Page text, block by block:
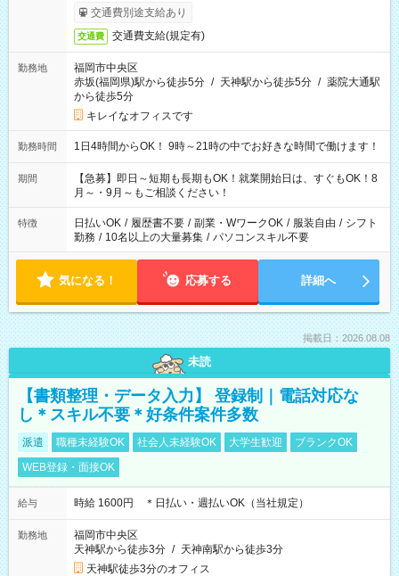
交通費別途支給あり
交通費 交通費支給(規定有)
勤務地
福岡市中央区
赤坂(福岡県)駅から徒歩5分 / 天神駅から徒歩5分 / 薬院大通駅
から徒歩5分
キレイなオフィスです
勤務時間 1日4時間からOK！ 9時～21時の中でお好きな時間で働けます！
期間
【急募】即日～短期も長期もOK！就業開始日は、すぐもOK！8
月～・9月～もご相談ください！
特徴 日払いOK / 履歴書不要 / 副業・WワークOK / 服装自由 / シフト
勤務 / 10名以上の大量募集 / パソコンスキル不要
気になる！ 応募する 詳細へ
掲載日：2026.08.08
未読
【書類整理・データ入力】 登録制｜電話対応な
し＊スキル不要＊好条件案件多数
派遣 職種未経験OK 社会人未経験OK 大学生歓迎
ブランクOK
WEB登録・面接OK
給与 時給 1600円 ＊日払い・週払いOK（当社規定）
勤務地
福岡市中央区
天神駅から徒歩3分 / 天神南駅から徒歩3分
天神駅徒歩3分のオフィス